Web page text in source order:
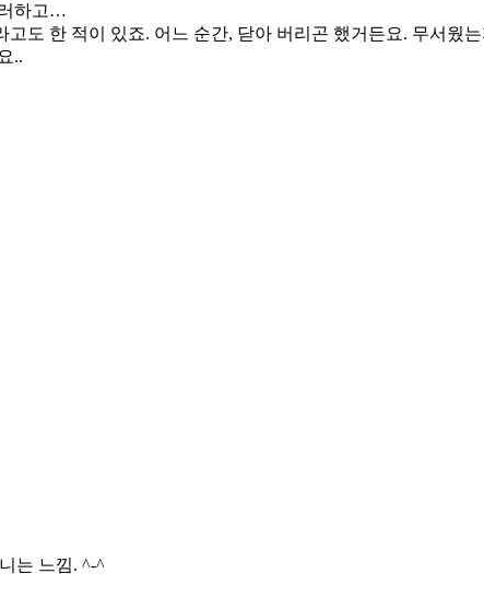
하고…
도 한 적이 있죠. 어느 순간, 닫아 버리곤 했거든요. 무서웠
..
는 느낌. ^-^